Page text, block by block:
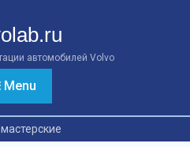
автомобилей Volvo
Menu